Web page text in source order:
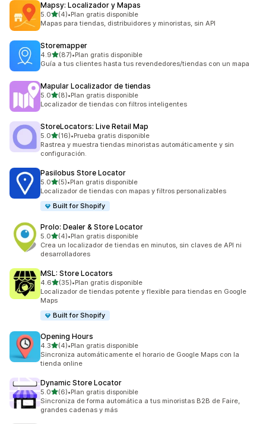
Mapsy: Localizador y Mapas
5.0de 5 estrellas
(4)
4 reseñas en total
•Plan gratis disponible
Mapas para tiendas, distribuidores y minoristas, sin API
Storemapper
4.9de 5 estrellas
(87)
87 reseñas en total
•Plan gratis disponible
Guía a tus clientes hasta tus revendedores/tiendas con un mapa
Mapular Localizador de tiendas
5.0de 5 estrellas
(8)
8 reseñas en total
•Plan gratis disponible
Localizador de tiendas con filtros inteligentes
StoreLocators: Live Retail Map
5.0de 5 estrellas
(16)
16 reseñas en total
•Prueba gratis disponible
Rastrea y muestra tiendas minoristas automáticamente y sin
configuración.
Pasilobus Store Locator
5.0de 5 estrellas
(5)
5 reseñas en total
•Plan gratis disponible
Localizador de tiendas con mapas y filtros personalizables
Built for Shopify
Prolo: Dealer & Store Locator
5.0de 5 estrellas
(4)
4 reseñas en total
•Plan gratis disponible
Crea un localizador de tiendas en minutos, sin claves de API ni
desarrolladores
MSL: Store Locators
4.6de 5 estrellas
(35)
35 reseñas en total
•Plan gratis disponible
Localizador de tiendas potente y flexible para tiendas en Google
Maps
Built for Shopify
Opening Hours
4.3de 5 estrellas
(4)
4 reseñas en total
•Plan gratis disponible
Sincroniza automáticamente el horario de Google Maps con la
tienda online
Dynamic Store Locator
5.0de 5 estrellas
(6)
6 reseñas en total
•Plan gratis disponible
Sincroniza de forma automática a tus minoristas B2B de Faire,
grandes cadenas y más